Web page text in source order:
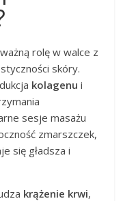
rolę w walce z
skóry.
kolagenu i
sesje masażu
zmarszczek,
się gładsza i
krążenie krwi,